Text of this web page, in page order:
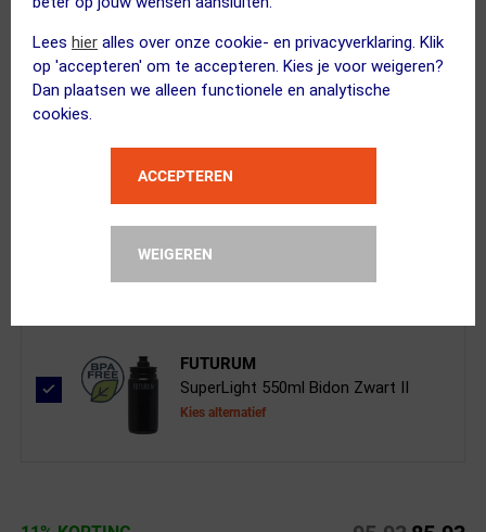
Lees hier alles over onze cookie- en privacyverklaring. Klik
op 'accepteren' om te accepteren. Kies je voor weigeren?
Dan plaatsen we alleen functionele en analytische
cookies.
ACCEPTEREN
WEIGEREN
JRC Components
Out Front Stuurhouder Wahoo Zilver
EarthFood
High Energy Biologische Energiereep...
Kies alternatief
FUTURUM
SuperLight 550ml Bidon Zwart II
Kies alternatief